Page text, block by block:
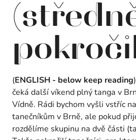
(ENGLISH - below keep reading
čeká další víkend plný tanga v
Vídně. Rádi bychom vyšli vstříc
tanečníkům v Brně, ale pokud
rozdělíme skupinu na dvě části